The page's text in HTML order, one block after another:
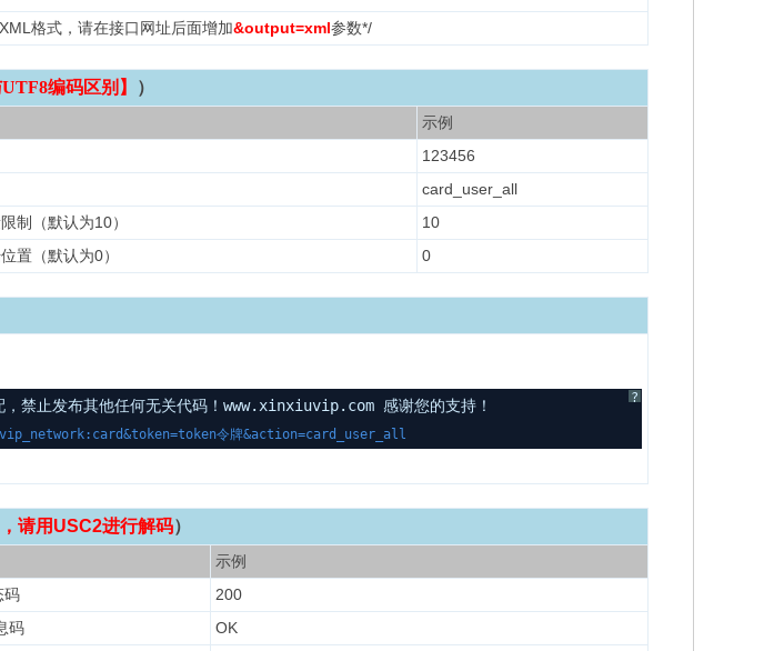
格式，请在接口网址后面增加&output=xml参数*/
编码区别】 ）
示例
123456
card_user_all
制（默认为10）
10
置（默认为0） 0
?
，禁止发布其他任何无关代码！www.xinxiuvip.com 感谢您的支持！
令牌&action=card_user_all
请用USC2进行解码）
示例
码
200
码
OK